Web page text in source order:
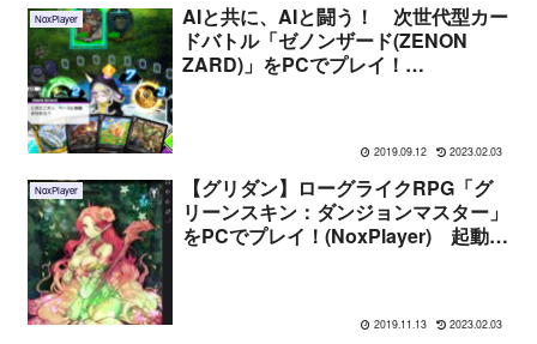
NoxPlayer
AIと共に、AIと闘う！ 次世代型カー
ドバトル「ゼノンザード(ZENON
ZARD)」をPCでプレイ！
2019.09.12 2023.02.03
NoxPlayer
【グリダン】ローグライクRPG「グ
リーンスキン：ダンジョンマスター」
をPCでプレイ！(NoxPlayer) 起動法
2019.11.13 2023.02.03